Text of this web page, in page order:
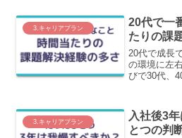
3.キャリアプラン
20代で一
たりの課
20代で成長
の環境に左
びで30代、
るために一
解説します
3.キャリアプラン
入社後3
とつの判